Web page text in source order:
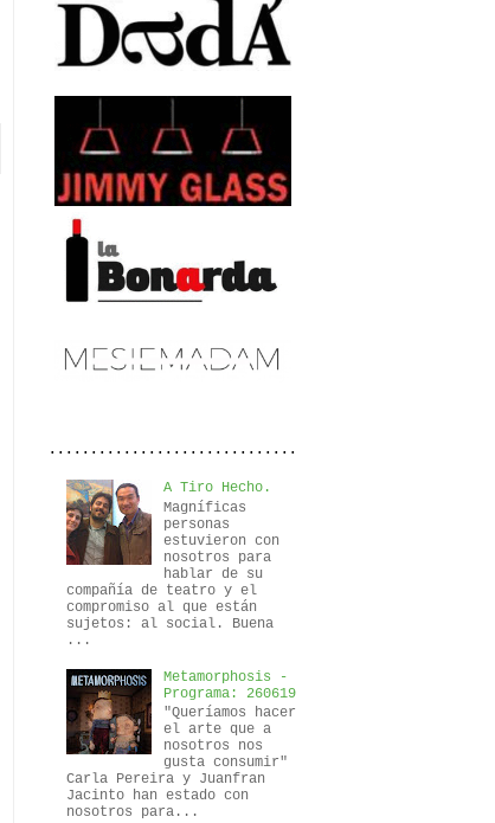
..............................
A Tiro Hecho.
Magníficas
personas
estuvieron con
nosotros para
hablar de su
compañía de teatro y el
compromiso al que están
sujetos: al social. Buena
...
Metamorphosis -
Programa: 260619
"Queríamos hacer
el arte que a
nosotros nos
gusta consumir"
Carla Pereira y Juanfran
Jacinto han estado con
nosotros para...